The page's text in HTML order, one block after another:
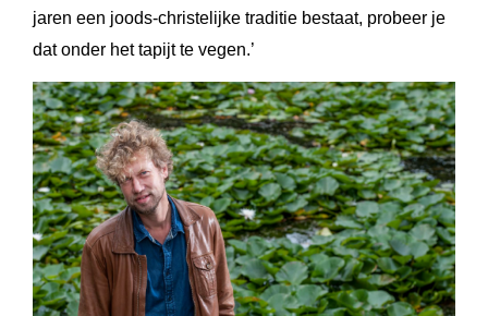
jaren een joods-christelijke traditie bestaat, probeer je
dat onder het tapijt te vegen.’